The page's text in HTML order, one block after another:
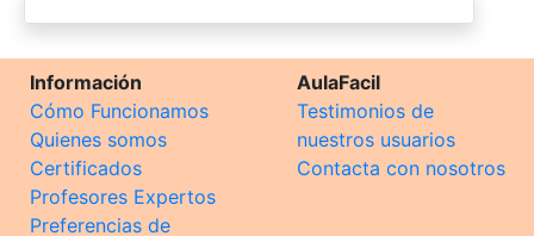
Información
Cómo Funcionamos
Quienes somos
Certificados
Profesores Expertos
Preferencias de
AulaFacil
Testimonios de
nuestros usuarios
Contacta con nosotros